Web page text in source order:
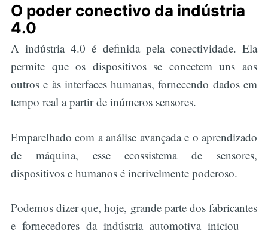
O poder conectivo da indústria
4.0
A indústria 4.0 é definida pela conectividade. Ela
permite que os dispositivos se conectem uns aos
outros e às interfaces humanas, fornecendo dados em
tempo real a partir de inúmeros sensores.
Emparelhado com a análise avançada e o aprendizado
de máquina, esse ecossistema de sensores,
dispositivos e humanos é incrivelmente poderoso.
Podemos dizer que, hoje, grande parte dos fabricantes
e fornecedores da indústria automotiva iniciou —